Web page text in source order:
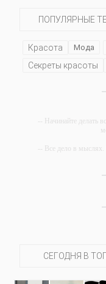
ПОПУЛЯРНЫЕ
Красота Мода
Секреты красоты
-- Начинайте делать
-- Все дело в
СЕГОДНЯ В